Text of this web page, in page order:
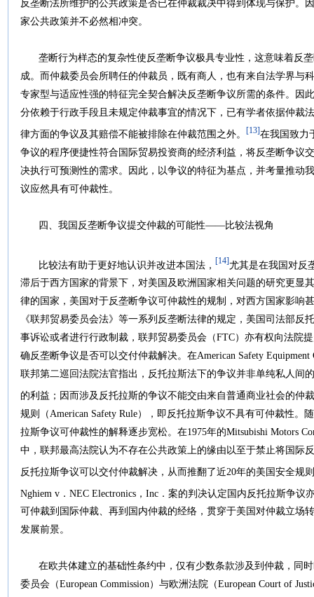
反垄断法所维护的公共政策是否已在仲裁裁决中得到体现与保护。
家公共政策并不必然相冲突。
垄断行为样态的复杂性使反垄断争议极具专业性，这意味着反
成。而仲裁委员会所聘任的仲裁员，既有商人，也有来自法学界与
专家型与适应性强的特征完全契合解决反垄断争议所需的条件。因
分依赖于行政手段且未规定仲裁事宜的情况下，已有学者依据仲裁
律方面的争议及其赔偿不能被排除在仲裁范围之外。 [13]在我国致力
争议的程序便捷性符合国际贸易投资商的经济利益，将反垄断争议
决执行可预测性的需求。因此，以争议的特征为基点，并考量推动
议应然具有可仲裁性。
四、我国反垄断争议提交仲裁的可能性——比较法视角
比较法有助于更好地认识并改进本国法， [14] 尤其是在我国对反
滞后于西方国家的背景下，对美国及欧洲国家相关问题的研究更显
律的国家，美国对于反垄断争议可仲裁性的规制，对西方国家影响
《联邦贸易委员会法》等一系列反垄断法律的规定，美国司法部反
事诉讼或者进行行政制裁，联邦贸易委员会（FTC）亦有权向法院
确反垄断争议是否可以交付仲裁解决。在American Safety
联邦第二巡回法院法官指出，反托拉斯法下的争议并非单纯私人间
的利益；因而涉及反托拉斯的争议不能交由来自普通商业社会的仲
规则（American Safety Rule），即反托拉斯争议不具有可仲裁性。
拉斯争议可仲裁性的解释逐步宽松。在1975年的Mitsubishi Motors
中，联邦最高法院认为不存在公共政策上的缘由以至于禁止将国际
反托拉斯争议可以交付仲裁解决，从而推翻了近20年的美国安全规
Nghiem v．NEC Electronics，Inc．案的判决认定国内反托拉斯争议
可仲裁到国际仲裁、再到国内仲裁的经络，贯穿于美国对仲裁立场
发展前景。
在欧共体建立的基础性条约中，仅有少数条款涉及到仲裁，同
委员会（European Commission）与欧洲法院（European Court of